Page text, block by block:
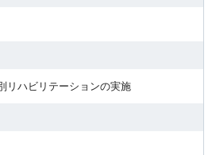
リハビリテーションの実施